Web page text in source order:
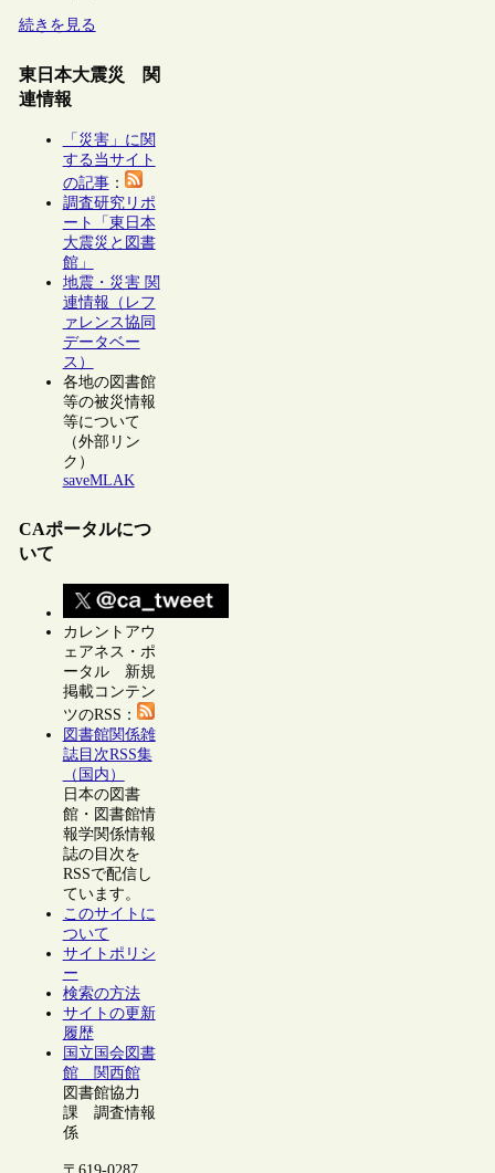
続きを見る
東日本大震災 関
連情報
「災害」に関
する当サイト
の記事：
調査研究リポ
ート「東日本
大震災と図書
館」
地震・災害 関
連情報（レフ
ァレンス協同
データベー
ス）
各地の図書館
等の被災情報
等について
（外部リン
ク）
saveMLAK
CAポータルにつ
いて
カレントアウ
ェアネス・ポ
ータル 新規
掲載コンテン
ツのRSS：
図書館関係雑
誌目次RSS集
（国内）
日本の図書
館・図書館情
報学関係情報
誌の目次を
RSSで配信し
ています。
このサイトに
ついて
サイトポリシ
ー
検索の方法
サイトの更新
履歴
国立国会図書
館 関西館
図書館協力
課 調査情報
係